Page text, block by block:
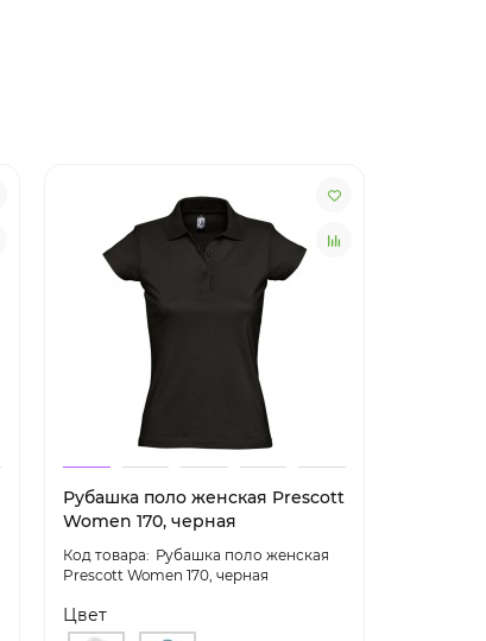
Рубашка поло женская Prescott
Women 170, черная
Рубашка поло женская
Prescott Women 170, черная
Цвет